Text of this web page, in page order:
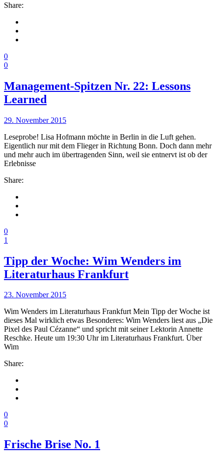
Share:
0
0
Management-Spitzen Nr. 22: Lessons
Learned
29. November 2015
Leseprobe! Lisa Hofmann möchte in Berlin in die Luft gehen.
Eigentlich nur mit dem Flieger in Richtung Bonn. Doch dann mehr
und mehr auch im übertragenden Sinn, weil sie entnervt ist ob der
Er­leb­nis­se
Share:
0
1
Tipp der Woche: Wim Wenders im
Literaturhaus Frankfurt
23. November 2015
Wim Wenders im Literaturhaus Frankfurt Mein Tipp der Woche ist
dieses Mal wirklich etwas Besonderes: Wim Wenders liest aus „Die
Pixel des Paul Cézanne“ und spricht mit seiner Lektorin Annette
Reschke. Heute um 19:30 Uhr im Literaturhaus Frankfurt. Über
Wim
Share:
0
0
Frische Brise No. 1